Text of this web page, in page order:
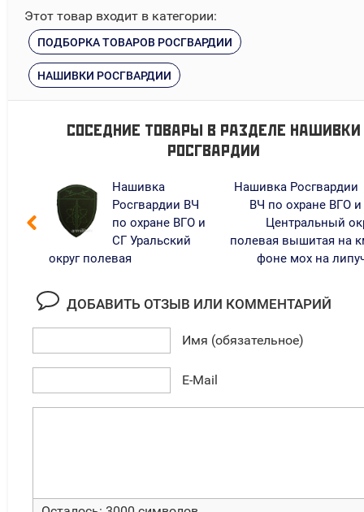
Этот товар входит в категории:
ПОДБОРКА ТОВАРОВ РОСГВАРДИИ
НАШИВКИ РОСГВАРДИИ
СОСЕДНИЕ ТОВАРЫ В РАЗДЕЛЕ НАШИВКИ
РОСГВАРДИИ
Нашивка
Росгвардии ВЧ
по охране ВГО и
СГ Уральский
округ полевая
Нашивка Росгвардии
ВЧ по охране ВГО
Центральный
полевая вышитая на
фоне мох на
ДОБАВИТЬ ОТЗЫВ ИЛИ КОММЕНТАРИЙ
Имя (обязательное)
E-Mail